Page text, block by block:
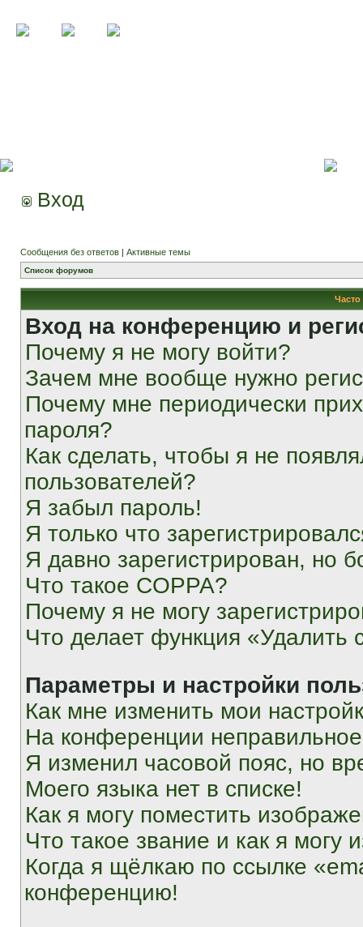
Вход
Сообщения без ответов | Активные темы
Список форумов
Вход на конференцию и
Почему я не могу войти?
Зачем мне вообще нужно
Почему мне периодически
пароля?
Как сделать, чтобы я не
пользователей?
Я забыл пароль!
Я только что
Я давно зарегистрирован, но
Что такое COPPA?
Почему я не могу
Что делает функция «Удалить
Параметры и настройки
Как мне изменить мои
На конференции
Я изменил часовой пояс, но
Моего языка нет в списке!
Как я могу поместить
Что такое звание и как я могу
Когда я щёлкаю по ссылке
конференцию!